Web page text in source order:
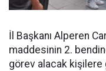
İl Başkanı Alperen
maddesinin 2.
görev alacak